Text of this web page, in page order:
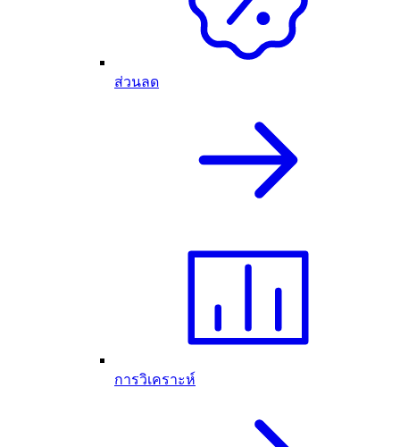
ส่วนลด
การวิเคราะห์